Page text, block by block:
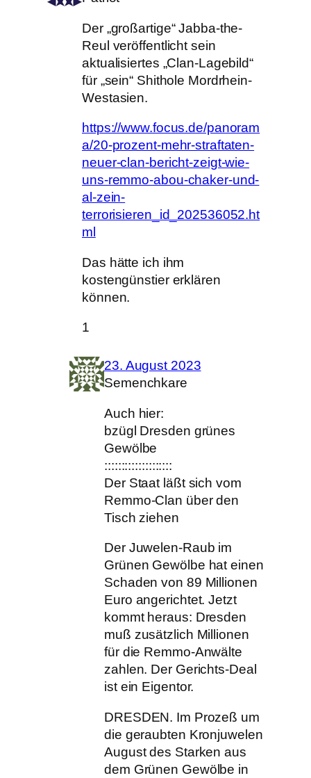
Der „großartige“ Jabba-the-
Reul veröffentlicht sein
aktualisiertes „Clan-Lagebild“
für „sein“ Shithole Mordrhein-
Westasien.
https://www.focus.de/panoram
a/20-prozent-mehr-straftaten-
neuer-clan-bericht-zeigt-wie-
uns-remmo-abou-chaker-und-
al-zein-
terrorisieren_id_202536052.ht
ml
Das hätte ich ihm
kostengünstier erklären
können.
1
23. August 2023
Semenchkare
Auch hier:
bzügl Dresden grünes
Gewölbe
::::::::::::::::::::
Der Staat läßt sich vom
Remmo-Clan über den
Tisch ziehen
Der Juwelen-Raub im
Grünen Gewölbe hat einen
Schaden von 89 Millionen
Euro angerichtet. Jetzt
kommt heraus: Dresden
muß zusätzlich Millionen
für die Remmo-Anwälte
zahlen. Der Gerichts-Deal
ist ein Eigentor.
DRESDEN. Im Prozeß um
die geraubten Kronjuwelen
August des Starken aus
dem Grünen Gewölbe in